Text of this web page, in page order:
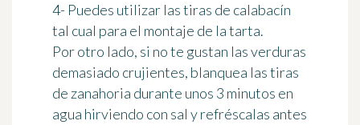
4- Puedes utilizar las tiras de calabacín
tal cual para el montaje de la tarta.
Por otro lado, si no te gustan las verduras
demasiado crujientes, blanquea las tiras
de zanahoria durante unos 3 minutos en
agua hirviendo con sal y refréscalas antes